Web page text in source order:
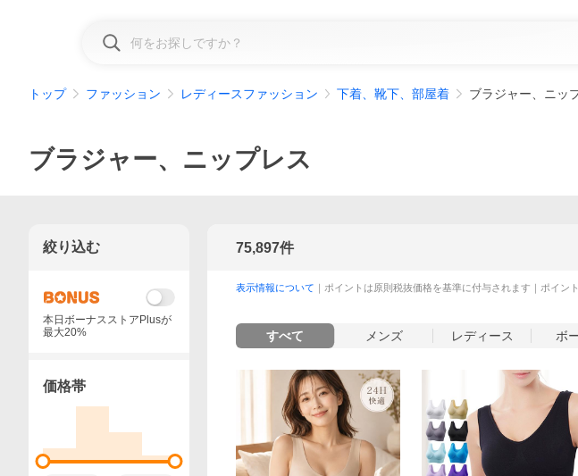
トップ ファッション レディースファッション 下着、靴下、部屋着 ブラジャー、ニッ
ブラジャー、ニップレス
75,897件
表示情報について ｜ポイントは原則税抜価格を基準に付与されます｜ポイ
すべて メンズ レディース ボ
絞り込む
本日ボーナスストアPlusが
最大20%
価格帯